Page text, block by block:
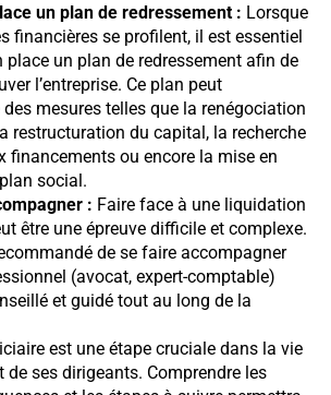
un plan de redressement : Lorsque
financières se profilent, il est essentiel
place un plan de redressement afin de
l’entreprise. Ce plan peut
mesures telles que la renégociation
restructuration du capital, la recherche
financements ou encore la mise en
social.
: Faire face à une liquidation
être une épreuve difficile et complexe.
de se faire accompagner
(avocat, expert-comptable)
et guidé tout au long de la
est une étape cruciale dans la vie
de ses dirigeants. Comprendre les